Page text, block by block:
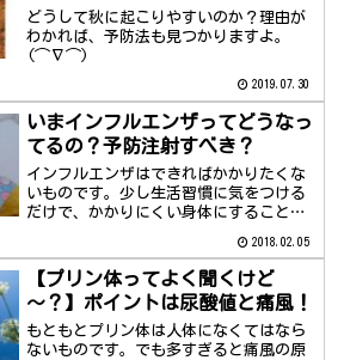
どうして秋に起こりやすいのか？理由が
わかれば、予防法も見つかりますよ。
(⌒∇⌒)
2019.07.30
いまインフルエンザってどうなっ
てるの？予防注射すべき？
インフルエンザはできればかかりたくな
いものです。少し生活習慣に気をつける
だけで、かかりにくい身体にすることが
2018.02.05
【プリン体ってよく聞くけど
～？】ポイントは尿酸値と痛風！
もともとプリン体は人体になくてはなら
ないものです。でも多すぎると痛風の原